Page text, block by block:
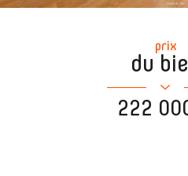
prix
du
222